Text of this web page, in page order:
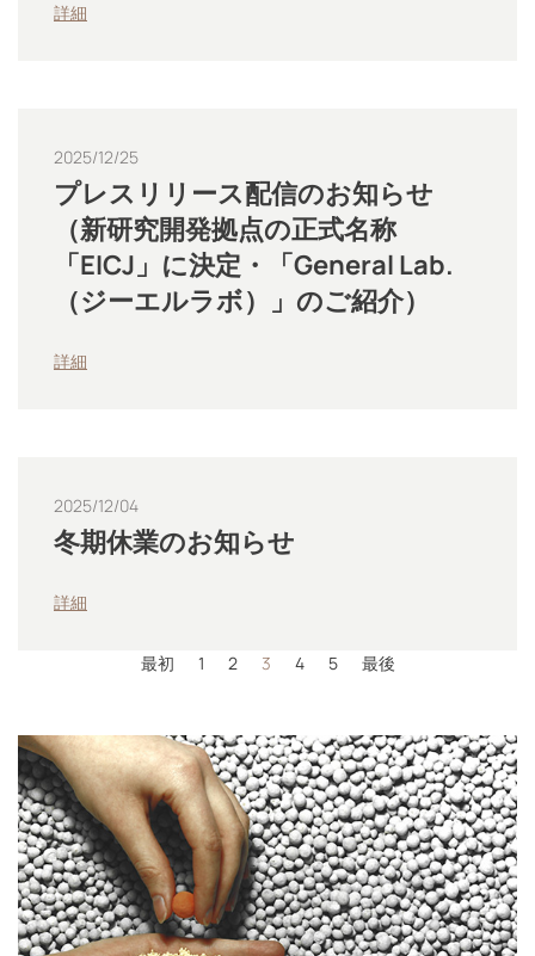
詳細
2025/12/25
プレスリリース配信のお知らせ
（新研究開発拠点の正式名称
「EICJ」に決定・「General Lab.
（ジーエルラボ）」のご紹介）
詳細
2025/12/04
冬期休業のお知らせ
詳細
最初 1 2 3 4 5 最後